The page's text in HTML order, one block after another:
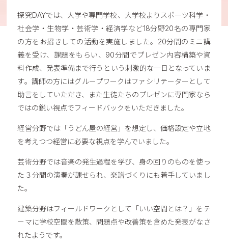
探究DAYでは、大学や専門学校、大学校よりスポーツ科学・
社会学・生物学・芸術学・経済学など18分野20名の専門家
の方をお招きしての活動を実施しました。20分間のミニ講
義を受け、課題をもらい、90分間でプレゼン内容構築や資
料作成、発表準備まで行うという刺激的な一日となっていま
す。講師の方にはグループワークはファシリテーターとして
助言をしていただき、また生徒たちのプレゼンに専門家なら
ではの鋭い視点でフィードバックをいただきました。
経営分野では「うどん屋の経営」を想定し、価格設定や立地
を考えつつ経営に必要な視点を学んでいました。
芸術分野では音楽の発生過程を学び、身の回りのものを使っ
た３分間の演奏が課せられ、楽譜づくりにも着手していまし
た。
建築分野はフィールドワークとして「いい空間とは？」をテ
ーマに学校空間を散策、問題点や改善策を含めた発表がなさ
れたようです。